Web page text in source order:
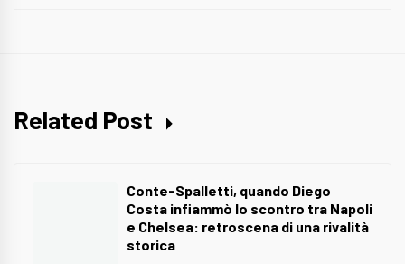
Related Post
Conte-Spalletti, quando Diego
Costa infiammò lo scontro tra Napoli
e Chelsea: retroscena di una rivalità
storica